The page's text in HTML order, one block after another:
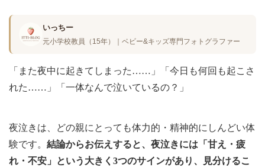
いっちー
元小学校教員（15年）｜ベビー&キッズ専門フォトグラファー
「また夜中に起きてしまった……」「今日も何回も起こさ
れた……」「一体なんで泣いているの？」
夜泣きは、どの親にとっても体力的・精神的にしんどい体
験です。 結論からお伝えすると、夜泣きには「甘え・疲
れ・不安」という大きく3つのサインがあり、見分けるこ